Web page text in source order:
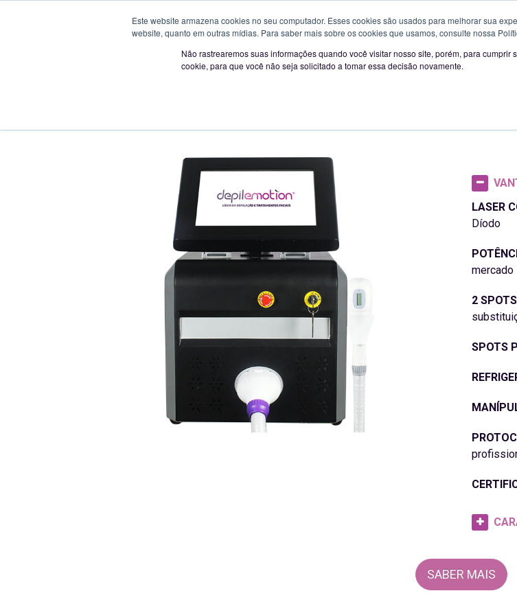
Este website armazena cookies no seu computador. Esses cookies são usados ​​para melhorar sua
website, quanto em outras mídias. Para saber mais sobre os cookies que usamos, consulte nossa
Não rastrearemos suas informações quando você visitar nosso site, porém, para
cookie, para que você não seja solicitado a tomar essa decisão novamente.
LASER
Díodo
mercado
2
SPOTS
SABER MAIS